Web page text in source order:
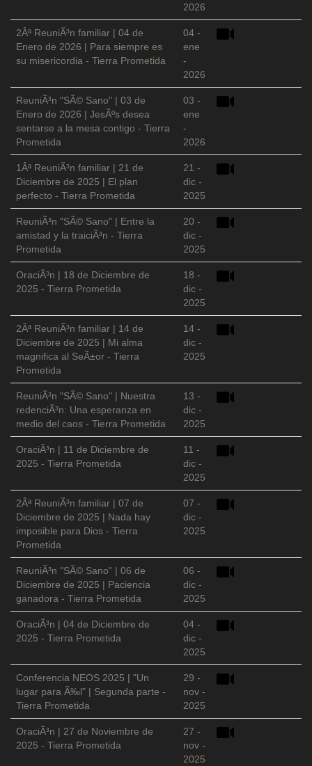
2026
2Âª ReuniÃ³n familiar | 04 de
Enero de 2026 | Para siempre es
su misericordia - Tierra Prometida
04 -
ene
-
2026
ReuniÃ³n "SÃ© Sano" | 03 de
Enero de 2026 | JesÃºs desea
sentarse a la mesa contigo - Tierra
Prometida
03 -
ene
-
2026
1Âª ReuniÃ³n familiar | 21 de
Diciembre de 2025 | El plan
perfecto - Tierra Prometida
21 -
dic -
2025
ReuniÃ³n "SÃ© Sano" | Entre la
amistad y la traiciÃ³n - Tierra
Prometida
20 -
dic -
2025
OraciÃ³n | 18 de Diciembre de
2025 - Tierra Prometida
18 -
dic -
2025
2Âª ReuniÃ³n familiar | 14 de
Diciembre de 2025 | Mi alma
magnifica al SeÃ±or - Tierra
Prometida
14 -
dic -
2025
ReuniÃ³n "SÃ© Sano" | Nuestra
redenciÃ³n: Una esperanza en
medio del caos - Tierra Prometida
13 -
dic -
2025
OraciÃ³n | 11 de Diciembre de
2025 - Tierra Prometida
11 -
dic -
2025
2Âª ReuniÃ³n familiar | 07 de
Diciembre de 2025 | Nada hay
imposible para Dios - Tierra
Prometida
07 -
dic -
2025
ReuniÃ³n "SÃ© Sano" | 06 de
Diciembre de 2025 | Paciencia
ganadora - Tierra Prometida
06 -
dic -
2025
OraciÃ³n | 04 de Diciembre de
2025 - Tierra Prometida
04 -
dic -
2025
Conferencia NEOS 2025 | "Un
lugar para Ã‰l" | Segunda parte -
Tierra Prometida
29 -
nov -
2025
OraciÃ³n | 27 de Noviembre de
2025 - Tierra Prometida
27 -
nov -
2025